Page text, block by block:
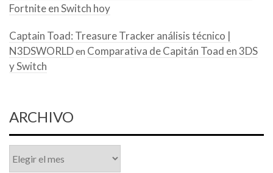
Fortnite en Switch hoy
Captain Toad: Treasure Tracker análisis técnico |
N3DSWORLDen Comparativa de Capitán Toad en 3DS
y Switch
ARCHIVO